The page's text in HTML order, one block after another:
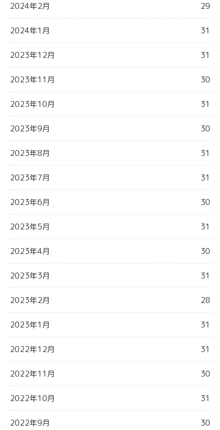
2024年2月 29
2024年1月 31
2023年12月 31
2023年11月 30
2023年10月 31
2023年9月 30
2023年8月 31
2023年7月 31
2023年6月 30
2023年5月 31
2023年4月 30
2023年3月 31
2023年2月 28
2023年1月 31
2022年12月 31
2022年11月 30
2022年10月 31
2022年9月 30